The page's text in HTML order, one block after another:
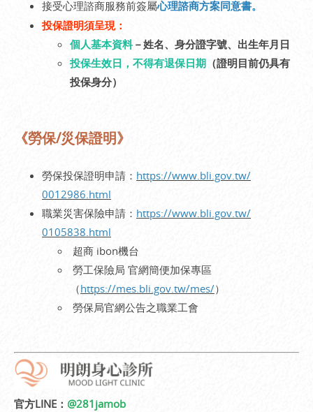
接受心理諮商服務前簽屬心理諮商方案同意書。
投保證明須呈現：
個人基本資料－姓名、身分證字號、出生年月日
投保生效日，不得有退保日期 （證明目前仍具有
投保身分）
《勞保/災保證明》
勞保投保證明申請： https://www.bli.gov.tw/
0012986.html
職業災害保險申請： https://www.bli.gov.tw/
0105838.html
超商 ibon機台
勞工保險局 官網簡便加保專區
（https://mes.bli.gov.tw/mes/）
勞保局官網公告之職業工會
官方LINE： @281jamob